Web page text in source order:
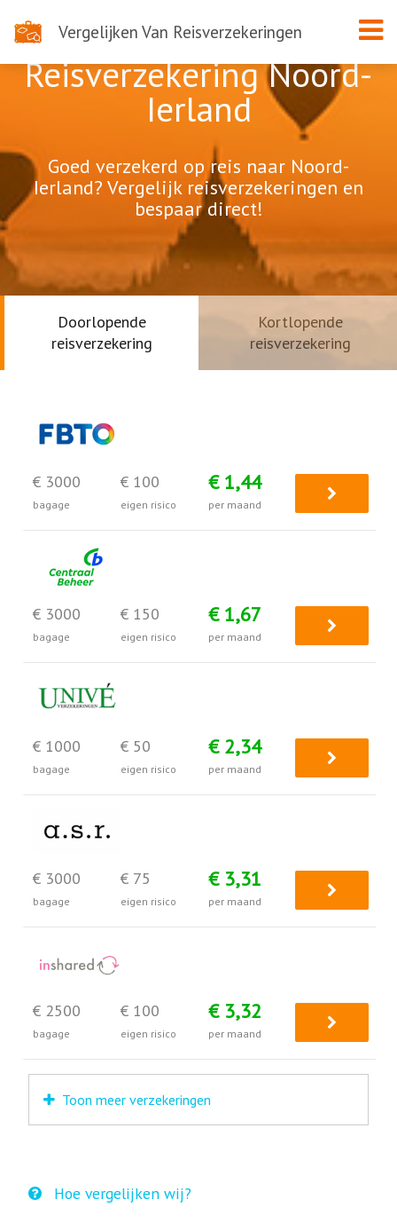
Vergelijken Van Reisverzekeringen
Reisverzekering Noord-
Ierland
Goed verzekerd op reis naar Noord-
Ierland? Vergelijk reisverzekeringen en
bespaar direct!
Doorlopende
reisverzekering
Kortlopende
reisverzekering
€ 3000
bagage
€ 100
eigen risico
€ 1,44
per maand
€ 3000
bagage
€ 150
eigen risico
€ 1,67
per maand
€ 1000
bagage
€ 50
eigen risico
€ 2,34
per maand
€ 3000
bagage
€ 75
eigen risico
€ 3,31
per maand
€ 2500
bagage
€ 100
eigen risico
€ 3,32
per maand
Toon meer verzekeringen
Hoe vergelijken wij?